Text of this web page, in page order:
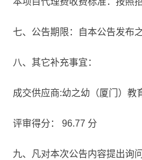
七、公告期限：自本公告发布
八、其它补充事宜：
成交供应商:幼之幼（厦门）教
评审得分： 96.77 分
九、凡对本次公告内容提出询